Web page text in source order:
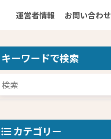
運営者情報 お問い合わせ
キーワードで検索
カテゴリー